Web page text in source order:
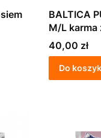
BALTICA
M/L karma
Cena
40,00 zł
Do